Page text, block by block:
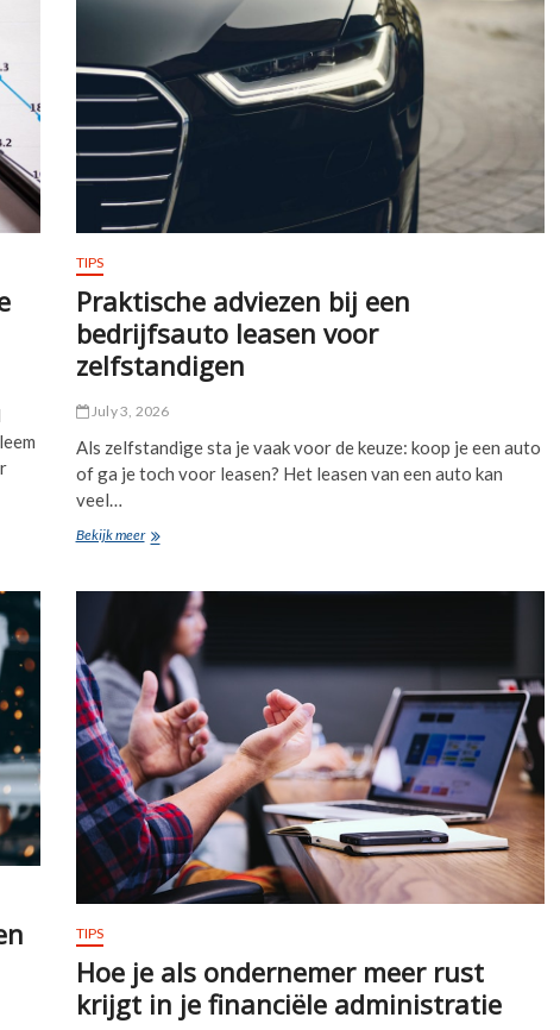
TIPS
Praktische adviezen bij een
bedrijfsauto leasen voor
zelfstandigen
July 3, 2026
Als zelfstandige sta je vaak voor de keuze: koop je een auto
of ga je toch voor leasen? Het leasen van een auto kan
veel…
Bekijk meerPraktische
bedrijfsauto
leasen
voor
zelfstandigen
TIPS
Hoe je als ondernemer meer rust
krijgt in je financiële administratie